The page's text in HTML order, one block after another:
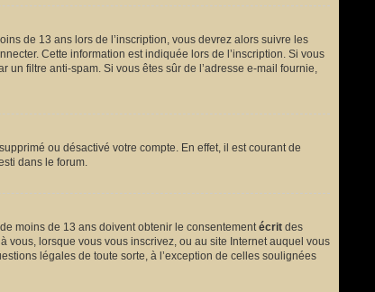
de 13 ans lors de l’inscription, vous devrez alors suivre les
Cette information est indiquée lors de l’inscription. Si vous
un filtre anti-spam. Si vous êtes sûr de l’adresse e-mail fournie,
ou désactivé votre compte. En effet, il est courant de
dans le forum.
moins de 13 ans doivent obtenir le consentementécrit des
vous, lorsque vous vous inscrivez, ou au site Internet auquel vous
légales de toute sorte, à l’exception de celles soulignées